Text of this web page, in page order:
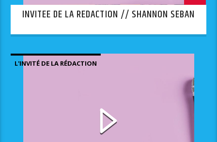
INVITEE DE LA REDACTION // SHANNON SEBAN
L'INVITÉ DE LA RÉDACTION